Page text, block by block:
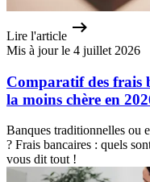
Lire l'article
Mis à jour le 4 juillet 2026
Comparatif des frais
la moins chère en
Banques traditionnelles ou
? Frais bancaires : quels
vous dit tout !